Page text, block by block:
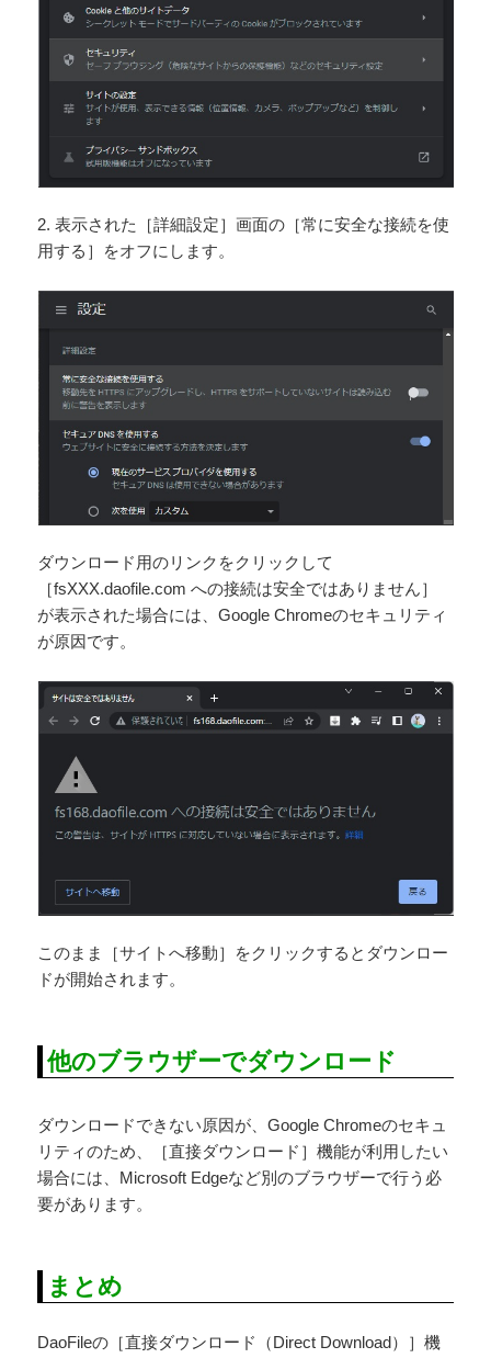
2. 表示された［詳細設定］画面の［常に安全な接続を使
用する］をオフにします。
ダウンロード用のリンクをクリックして
［fsXXX.daofile.com への接続は安全ではありません］
が表示された場合には、Google Chromeのセキュリティ
が原因です。
このまま［サイトへ移動］をクリックするとダウンロー
ドが開始されます。
他のブラウザーでダウンロード
ダウンロードできない原因が、Google Chromeのセキュ
リティのため、［直接ダウンロード］機能が利用したい
場合には、Microsoft Edgeなど別のブラウザーで行う必
要があります。
まとめ
DaoFileの［直接ダウンロード（Direct Download）］機